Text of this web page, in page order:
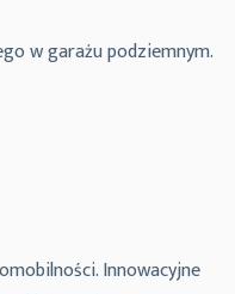
w garażu podziemnym.
Innowacyjne